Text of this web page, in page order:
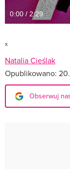
0:00 / 2:29
x
Natalia Cieślak
Opublikowano:
Obserwuj